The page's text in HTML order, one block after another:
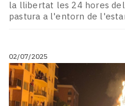
la llibertat les 24 hores
pastura a l'entorn de
02/07/2025